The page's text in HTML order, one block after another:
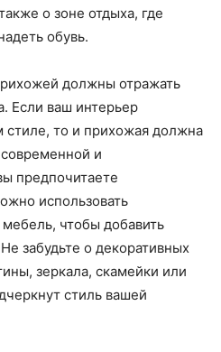
о зоне отдыха, где
обувь.
должны отражать
Если ваш интерьер
то и прихожая должна
и
предпочитаете
использовать
чтобы добавить
забудьте о декоративных
зеркала, скамейки или
стиль вашей